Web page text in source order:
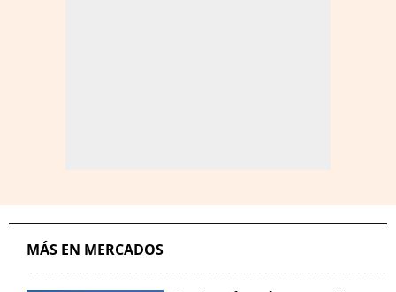
MÁS EN MERCADOS